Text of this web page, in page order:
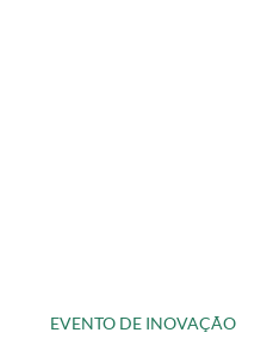
EVENTO DE INOVAÇÃO